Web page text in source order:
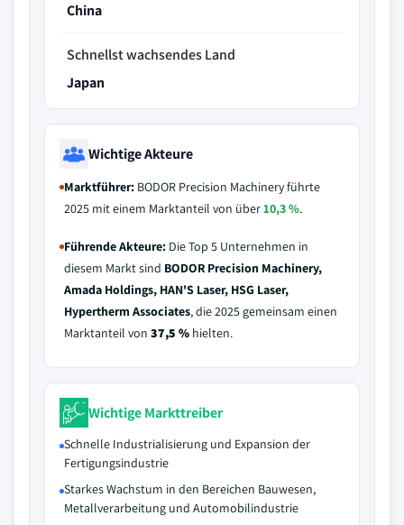
China
Schnellst wachsendes Land
Japan
Wichtige Akteure
Marktführer: BODOR Precision Machinery führte
2025 mit einem Marktanteil von über10,3 %.
Führende Akteure: Die Top 5 Unternehmen in
diesem Markt sind BODOR Precision Machinery,
Amada Holdings, HAN'S Laser, HSG Laser,
Hypertherm Associates, die 2025 gemeinsam einen
Marktanteil von 37,5 % hielten.
Wichtige Markttreiber
Schnelle Industrialisierung und Expansion der
Fertigungsindustrie
Starkes Wachstum in den Bereichen Bauwesen,
Metallverarbeitung und Automobilindustrie